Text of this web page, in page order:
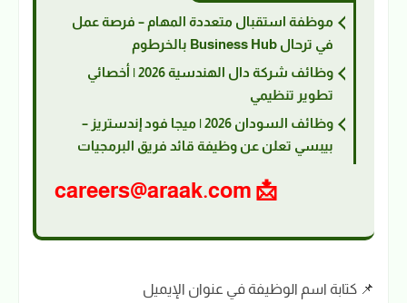
موظفة استقبال متعددة المهام – فرصة عمل
في ترحال Business Hub بالخرطوم
وظائف شركة دال الهندسية 2026 | أخصائي
تطوير تنظيمي
وظائف السودان 2026 | ميجا فود إندستريز –
بيبسي تعلن عن وظيفة قائد فريق البرمجيات
📩 careers@araak.com
📌 كتابة اسم الوظيفة في عنوان الإيميل